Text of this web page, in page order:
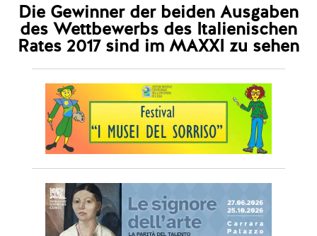
Die Gewinner der beiden Ausgaben
des Wettbewerbs des Italienischen
Rates 2017 sind im MAXXI zu sehen